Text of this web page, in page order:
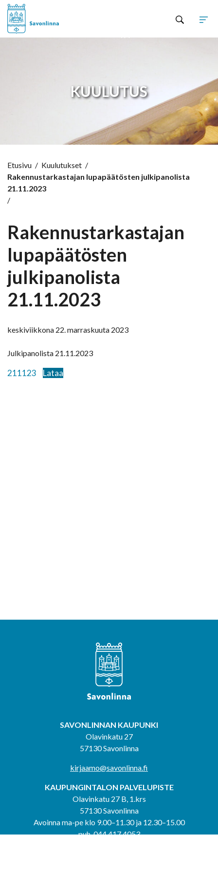
KUULUTUS
Etusivu / Kuulutukset /
Rakennustarkastajan lupapäätösten julkipanolista
21.11.2023
/
Rakennustarkastajan
lupapäätösten
julkipanolista
21.11.2023
keskiviikkona 22. marraskuuta 2023
Julkipanolista 21.11.2023
211123 Lataa
SAVONLINNAN KAUPUNKI
Olavinkatu 27
57130 Savonlinna
kirjaamo@savonlinna.fi
KAUPUNGINTALON PALVELUPISTE
Olavinkatu 27 B, 1.krs
57130 Savonlinna
Avoinna ma-pe klo 9.00–11.30 ja 12.30–15.00
puh. 044 417 4053